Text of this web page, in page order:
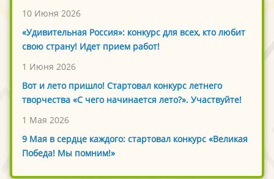
10 Июня 2026
«Удивительная Россия»: конкурс для всех, кто любит
свою страну! Идет прием работ!
1 Июня 2026
Вот и лето пришло! Стартовал конкурс летнего
творчества «С чего начинается лето?». Участвуйте!
1 Мая 2026
9 Мая в сердце каждого: стартовал конкурс «Великая
Победа! Мы помним!»